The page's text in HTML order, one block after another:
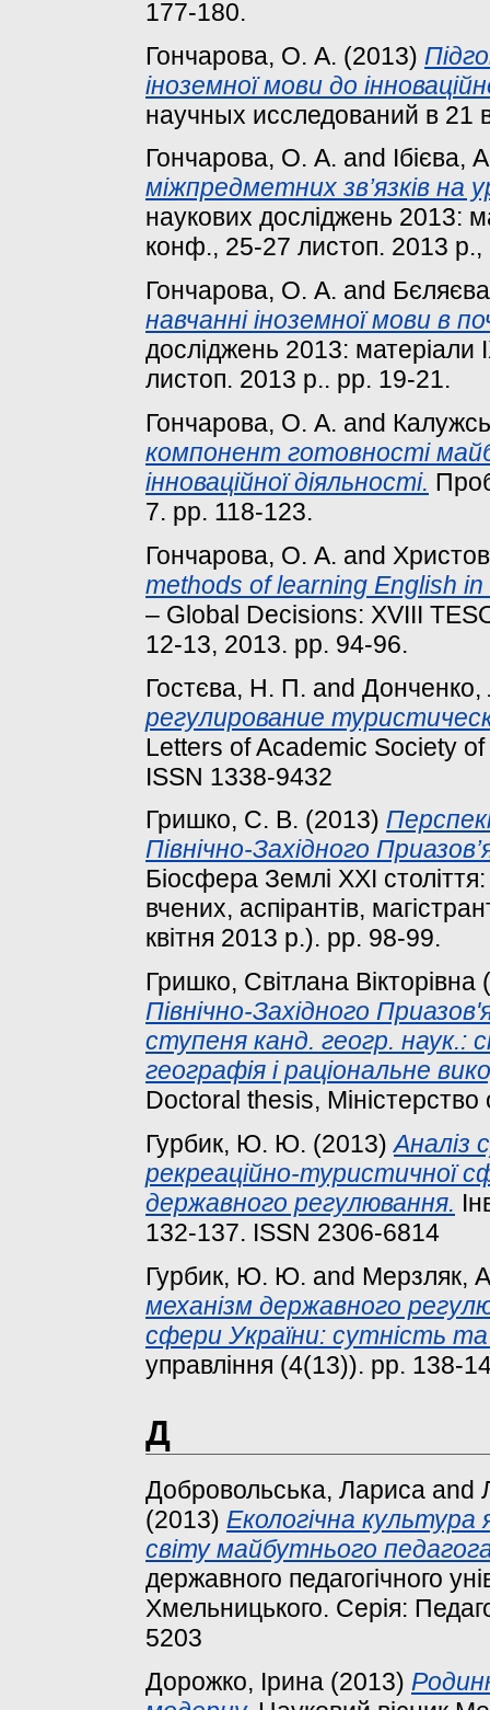
177-180.
Гончарова, О. А. (2013)
іноземної мови до
научных исследований в 21
Гончарова, О. А. and Ібієва,
міжпредметних зв’язків на
наукових досліджень 2013:
конф., 25-27 листоп. 2013
Гончарова, О. А. and
навчанні іноземної мови в
досліджень 2013:
листоп. 2013 р.. pp. 19-21.
Гончарова, О. А. and
компонент готовності
інноваційної діяльності.
7. pp. 118-123.
Гончарова, О. А. and
methods of learning English
– Global Decisions: XVIII
12-13, 2013. pp. 94-96.
Гостєва, Н. П. and
регулирование
Letters of Academic Society
ISSN 1338-9432
Гришко, С. В. (2013)
Північно-Західного
Біосфера Землі ХХІ
вчених, аспірантів,
квітня 2013 р.). pp. 98-99.
Гришко, Світлана Вікторівна
Північно-Західного
ступеня канд. геогр. наук.:
географія і раціональне
Doctoral thesis, Міністерство
Гурбик, Ю. Ю. (2013)Аналіз
рекреаційно-туристичної
державного регулювання.
132-137. ISSN 2306-6814
Гурбик, Ю. Ю. and Мерзляк,
механізм державного
сфери України: сутність та
управління (4(13)). pp. 138-
Д
Добровольська, Лариса and
(2013) Екологічна культура
світу майбутнього
державного педагогічного
Хмельницького. Серія:
5203
Дорожко, Ірина (2013)